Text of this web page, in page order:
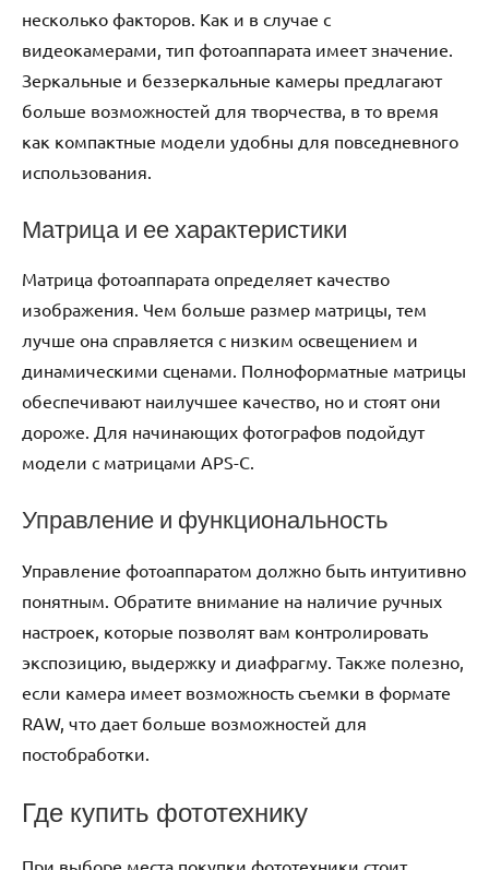
несколько факторов. Как и в случае с
видеокамерами, тип фотоаппарата имеет значение.
Зеркальные и беззеркальные камеры предлагают
больше возможностей для творчества, в то время
как компактные модели удобны для повседневного
использования.
Матрица и ее характеристики
Матрица фотоаппарата определяет качество
изображения. Чем больше размер матрицы, тем
лучше она справляется с низким освещением и
динамическими сценами. Полноформатные матрицы
обеспечивают наилучшее качество, но и стоят они
дороже. Для начинающих фотографов подойдут
модели с матрицами APS-C.
Управление и функциональность
Управление фотоаппаратом должно быть интуитивно
понятным. Обратите внимание на наличие ручных
настроек, которые позволят вам контролировать
экспозицию, выдержку и диафрагму. Также полезно,
если камера имеет возможность съемки в формате
RAW, что дает больше возможностей для
постобработки.
Где купить фототехнику
При выборе места покупки фототехники стоит